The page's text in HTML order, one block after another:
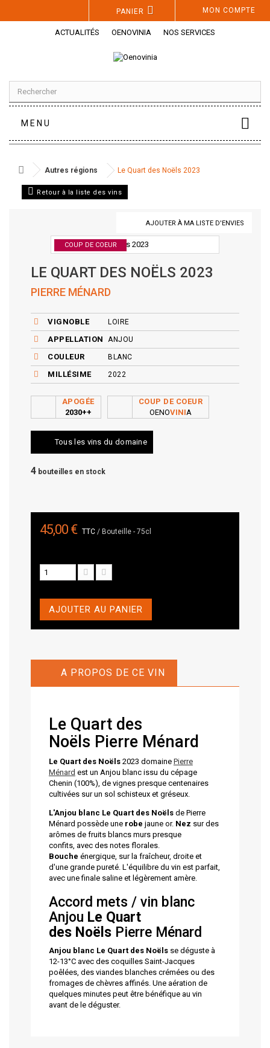
MON COMPTE
PANIER
ACTUALITÉS OENOVINIA NOS SERVICES
MENU
Autres régions Le Quart des Noëls 2023
AJOUTER À MA LISTE D'ENVIES
Retour à la liste des vins
COUP DE COEUR
LE QUART DES NOËLS 2023
PIERRE MÉNARD
VIGNOBLE LOIRE
APPELLATION ANJOU
COULEUR BLANC
MILLÉSIME 2022
APOGÉE
2030++
COUP DE COEUR
OENOVINIA
Tous les vins du domaine
4 bouteilles en stock
45,00 € TTC/ Bouteille - 75cl
AJOUTER AU PANIER
A PROPOS DE CE VIN
Le Quart des
Noëls Pierre Ménard
Le Quart des Noëls 2023 domaine Pierre
Ménard est un Anjou blanc issu du cépage
Chenin (100%), de vignes presque centenaires
cultivées sur un sol schisteux et gréseux.
L'Anjou blanc Le Quart desNoëls de Pierre
Ménard possède une robe jaune or. Nez sur des
arômes de fruits blancs murs presque
confits, avec des notes florales.
Bouche énergique, sur la fraîcheur, droite et
d'une grande pureté. L'équilibre du vin est parfait,
avec une finale saline et légèrement amère.
Accord mets / vin blanc
Anjou Le Quart
des NoëlsPierre Ménard
Anjou blanc Le Quart des Noëlsse déguste à
12-13°C avec des coquilles Saint-Jacques
poêlées, des viandes blanches crémées ou des
fromages de chèvres affinés. Une aération de
quelques minutes peut être bénéfique au vin
avant de le déguster.